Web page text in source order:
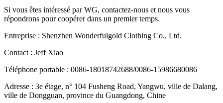
Si vous êtes intéressé par WG, contactez-nous et nous vous
répondrons pour coopérer dans un premier temps.
Entreprise : Shenzhen Wonderfulgold Clothing Co., Ltd.
Contact : Jeff Xiao
Téléphone portable : 0086-18018742688/0086-15986680086
Adresse : 3e étage, n° 104 Fusheng Road, Yangwu, ville de Dalang,
ville de Dongguan, province du Guangdong, Chine